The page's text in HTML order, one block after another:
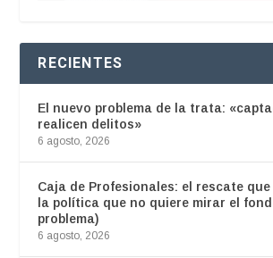
RECIENTES
El nuevo problema de la trata:
realicen delitos»
6 agosto, 2026
Caja de Profesionales: el rescate
la política que no quiere mirar el
problema)
6 agosto, 2026